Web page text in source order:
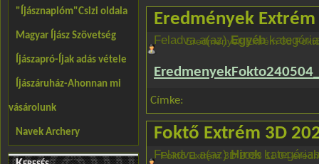
"Íjásznaplóm"Csizi oldala
Magyar Íjász Szövetség
Íjászapró-Íjak adás vétele
Íjászáruház-Ahonnan mi
vásárolunk
Navek Archery
Eredmények
Feladva a(az)Egyéb
Eredmények Extrém 3d
Címke:
Foktő Extrém 3D
Feladva a(az)Hirek
Foktő Extrém 3D 2023 11 04